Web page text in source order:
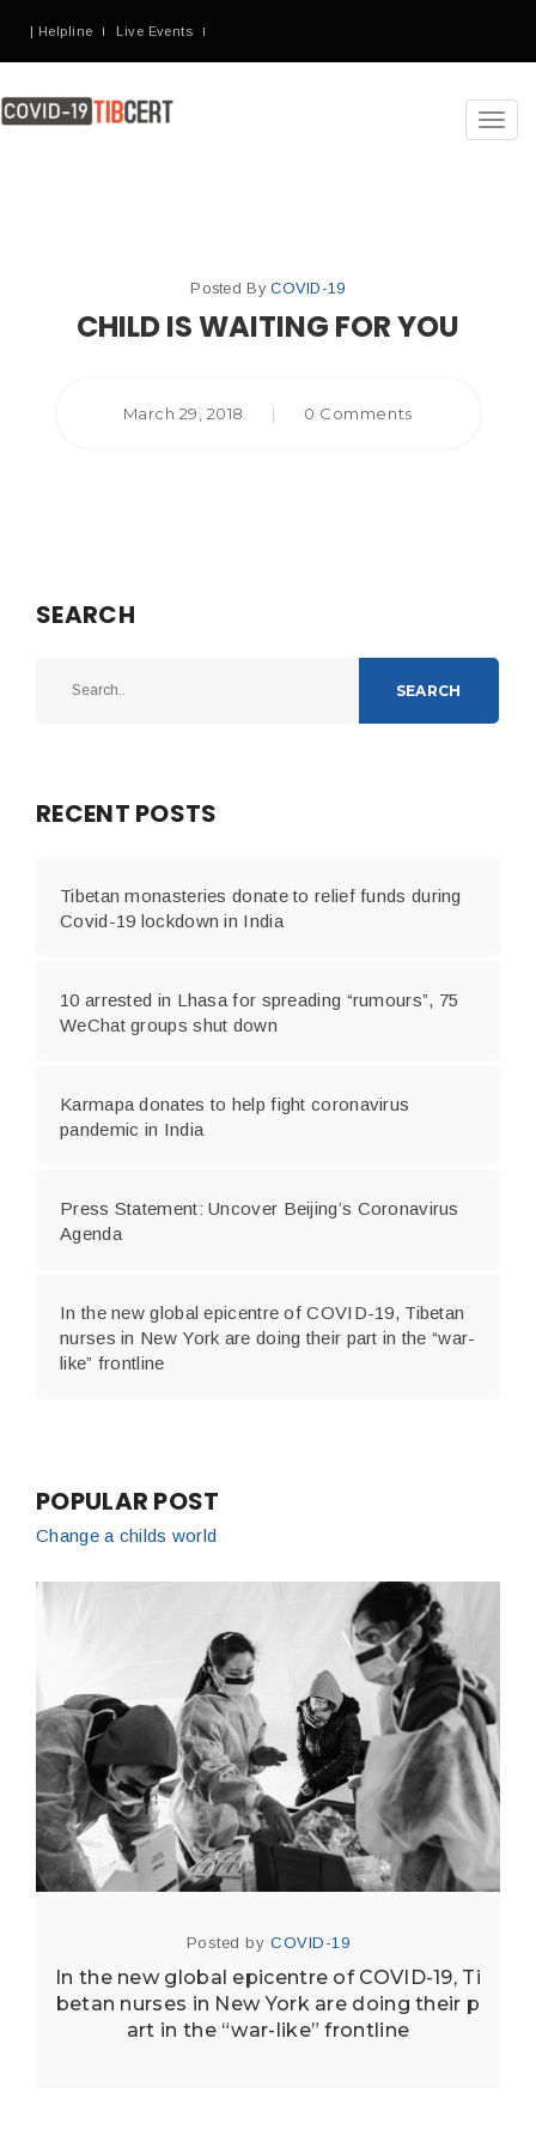
| Helpline Live Events
Posted ByCOVID-19
CHILD IS WAITING FOR YOU
March 29, 2018 | 0 Comments
SEARCH
SEARCH
RECENT POSTS
Tibetan monasteries donate to relief funds during
Covid-19 lockdown in India
10 arrested in Lhasa for spreading “rumours”, 75
WeChat groups shut down
Karmapa donates to help fight coronavirus
pandemic in India
Press Statement: Uncover Beijing’s Coronavirus
Agenda
In the new global epicentre of COVID-19, Tibetan
nurses in New York are doing their part in the “war-
like” frontline
POPULAR POST
Change a childs world
Posted byCOVID-19
In the new global epicentre of COVID-19, Ti
betan nurses in New York are doing their p
art in the “war-like” frontline